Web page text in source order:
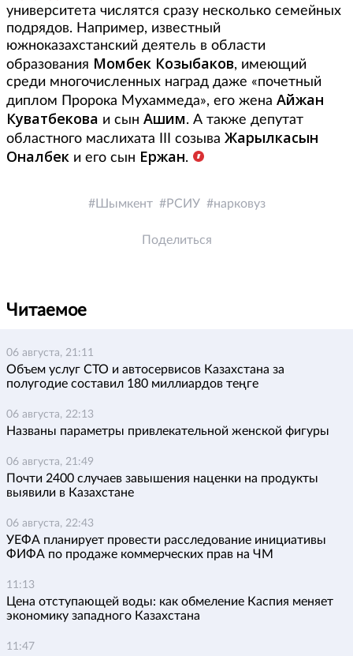
университета числятся сразу несколько семейных
подрядов. Например, известный
южноказахстанский деятель в области
образования Момбек Козыбаков, имеющий
среди многочисленных наград даже «почетный
диплом Пророка Мухаммеда», его жена Айжан
Куватбекова и сын Ашим. А также депутат
областного маслихата III созыва Жарылкасын
Оналбек и его сын Ержан.
Шымкент РСИУ нарковуз
Поделиться
Читаемое
06 августа, 21:11
Объем услуг СТО и автосервисов Казахстана за
полугодие составил 180 миллиардов теңге
06 августа, 22:13
Названы параметры привлекательной женской фигуры
06 августа, 21:49
Почти 2400 случаев завышения наценки на продукты
выявили в Казахстане
06 августа, 22:43
УЕФА планирует провести расследование инициативы
ФИФА по продаже коммерческих прав на ЧМ
11:13
Цена отступающей воды: как обмеление Каспия меняет
экономику западного Казахстана
11:47